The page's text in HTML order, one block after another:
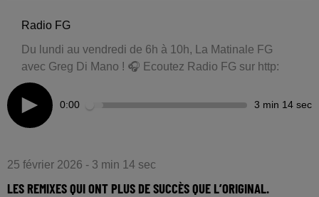
Radio FG
Du lundi au vendredi de 6h à 10h, La Matinale FG
avec Greg Di Mano ! 🎧 Ecoutez Radio FG sur http:
0:00 3 min 14 sec
25 février 2026 - 3 min 14 sec
LES REMIXES QUI ONT PLUS DE SUCCÈS QUE L’ORIGINAL.